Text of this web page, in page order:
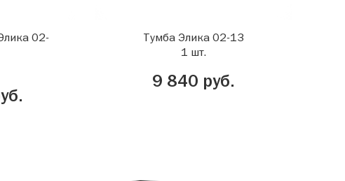
02-
Тумба Элика 02-13
1 шт.
9 840 руб.